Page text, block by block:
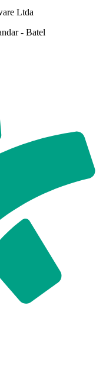
Ltda
- Batel